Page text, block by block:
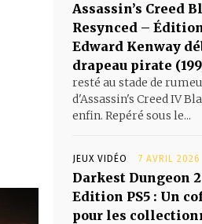
Assassin’s Creed
Resynced –
Edward Kenway
drapeau pirate
resté au stade de
d'Assassin's Creed IV
enfin. Repéré sous le...
JEUX VIDÉO 7 AVRIL 2026
Darkest Dungeon
Edition PS5 : Un
pour les